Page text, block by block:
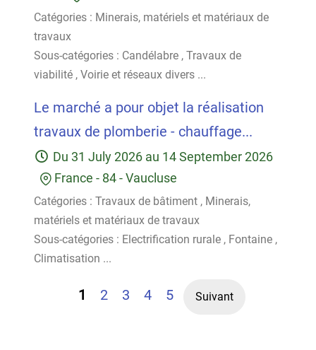
Catégories : Minerais, matériels et matériaux de
travaux
Sous-catégories : Candélabre , Travaux de
viabilité , Voirie et réseaux divers ...
Le marché a pour objet la réalisation
travaux de plomberie - chauffage...
Du 31 July 2026 au 14 September 2026
France - 84 - Vaucluse
Catégories : Travaux de bâtiment , Minerais,
matériels et matériaux de travaux
Sous-catégories : Electrification rurale , Fontaine ,
Climatisation ...
1 2 3 4 5 Suivant